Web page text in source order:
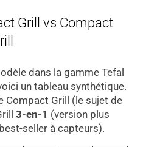
Grill vs Compact
dans la gamme Tefal
un tableau synthétique.
Compact Grill (le sujet de
3-en-1 (version plus
seller à capteurs).